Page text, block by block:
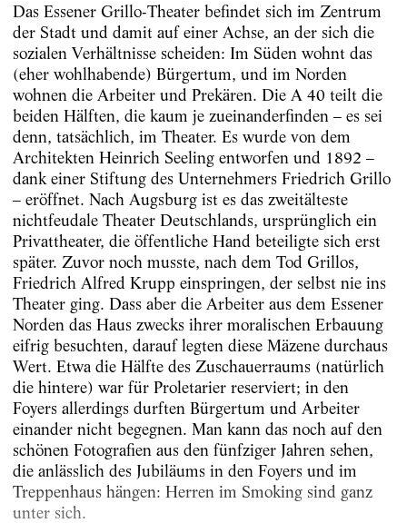
Das Essener Grillo-Theater befindet sich im Zentrum
der Stadt und damit auf einer Achse, an der sich die
sozialen Verhältnisse scheiden: Im Süden wohnt das
(eher wohlhabende) Bürgertum, und im Norden
wohnen die Arbeiter und Prekären. Die A 40 teilt die
beiden Hälften, die kaum je zueinanderfinden – es sei
denn, tatsächlich, im Theater. Es wurde von dem
Architekten Heinrich Seeling entworfen und 1892 –
dank einer Stiftung des Unternehmers Friedrich Grillo
– eröffnet. Nach Augsburg ist es das zweitälteste
nichtfeudale Theater Deutschlands, ursprünglich ein
Privattheater, die öffentliche Hand beteiligte sich erst
später. Zuvor noch musste, nach dem Tod Grillos,
Friedrich Alfred Krupp einspringen, der selbst nie ins
Theater ging. Dass aber die Arbeiter aus dem Essener
Norden das Haus zwecks ihrer moralischen Erbauung
eifrig besuchten, darauf legten diese Mäzene durchaus
Wert. Etwa die Hälfte des Zuschauerraums (natürlich
die hintere) war für Proletarier reserviert; in den
Foyers allerdings durften Bürgertum und Arbeiter
einander nicht begegnen. Man kann das noch auf den
schönen Fotografien aus den fünfziger Jahren sehen,
die anlässlich des Jubiläums in den Foyers und im
Treppenhaus hängen: Herren im Smoking sind ganz
unter sich.